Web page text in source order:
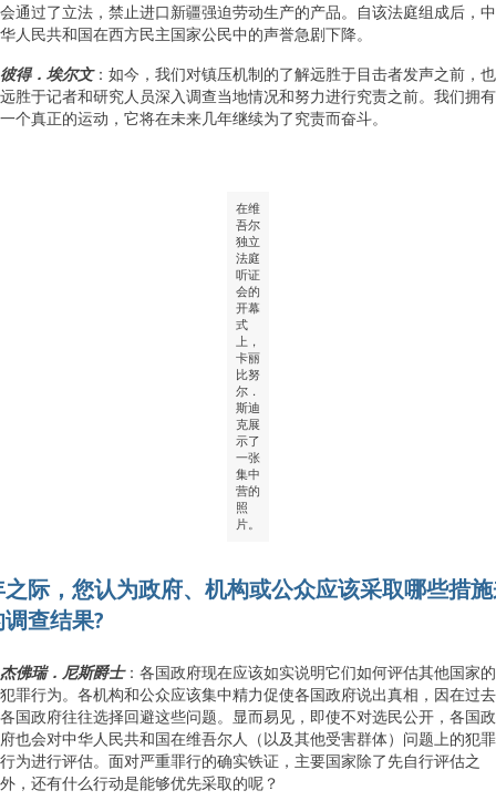
会通过了立法，禁止进口新疆强迫劳动生产的产品。自该法庭组成后，中
华人民共和国在西方民主国家公民中的声誉急剧下降。
彼得．埃尔文：如今，我们对镇压机制的了解远胜于目击者发声之前，也
远胜于记者和研究人员深入调查当地情况和努力进行究责之前。我们拥有
一个真正的运动，它将在未来几年继续为了究责而奋斗。
在维
吾尔
独立
法庭
听证
会的
开幕
式
上，
卡丽
比努
尔．
斯迪
克展
示了
一张
集中
营的
照
片。
际，您认为政府、机构或公众应该采取哪些措
查结果?
杰佛瑞．尼斯爵士：各国政府现在应该如实说明它们如何评估其他国家的
犯罪行为。各机构和公众应该集中精力促使各国政府说出真相，因在过去
各国政府往往选择回避这些问题。显而易见，即使不对选民公开，各国政
府也会对中华人民共和国在维吾尔人（以及其他受害群体）问题上的犯罪
行为进行评估。面对严重罪行的确实铁证，主要国家除了先自行评估之
外，还有什么行动是能够优先采取的呢？